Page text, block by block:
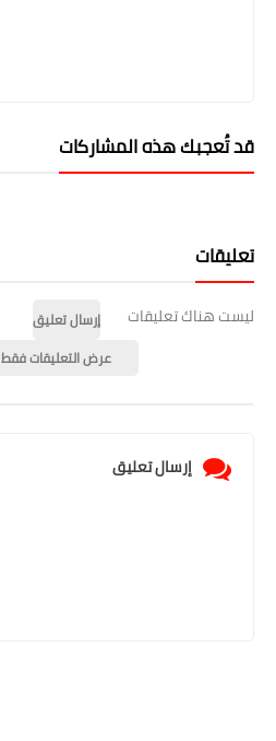
قد تُعجبك هذه المشاركات
تعليقات
ليست هناك تعليقات
إرسال تعليق
عرض التعليقات فقط
إرسال تعليق